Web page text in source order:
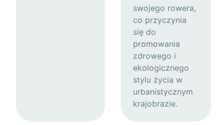
swojego rowera,
co przyczynia
się do
promowania
zdrowego i
ekologicznego
stylu życia w
urbanistycznym
krajobrazie.